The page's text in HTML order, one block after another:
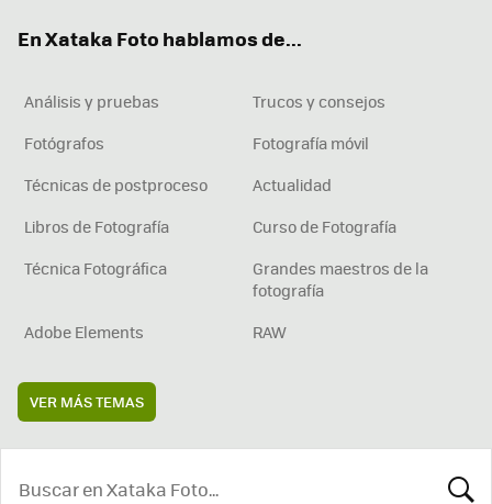
En Xataka Foto hablamos de...
Análisis y pruebas
Trucos y consejos
Fotógrafos
Fotografía móvil
Técnicas de postproceso
Actualidad
Libros de Fotografía
Curso de Fotografía
Técnica Fotográfica
Grandes maestros de la
fotografía
Adobe Elements
RAW
VER MÁS TEMAS